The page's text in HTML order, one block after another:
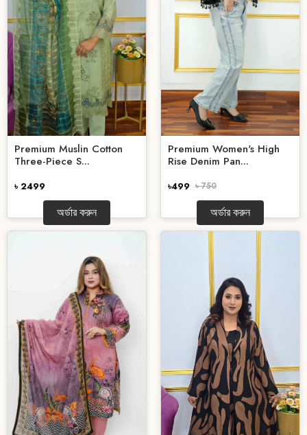
Premium Muslin Cotton
Three-Piece S...
৳ 2499
অর্ডার করুন
Premium Women's High
Rise Denim Pan...
৳499 ৳ 750
অর্ডার করুন